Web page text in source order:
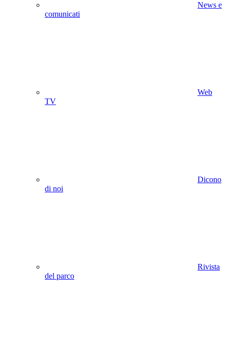
News e
comunicati
Web
TV
Dicono
di noi
Rivista
del parco